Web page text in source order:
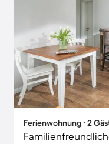
Ferienwohnung ∙ 2